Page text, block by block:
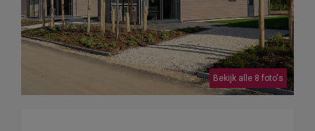
Bekijk alle 8 foto's